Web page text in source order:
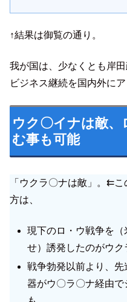
↑結果は御覧の通り。
我が国は、少なくとも岸
ビジネス継続を国内外に
ウク〇イナは敵
む事も可能
「ウクラ〇ナは敵」。⇇
方は、
現下のロ・ウ戦争を
せ）誘発したのがウ
戦争勃発以前より、
器がウ〇ラ〇ナ経由